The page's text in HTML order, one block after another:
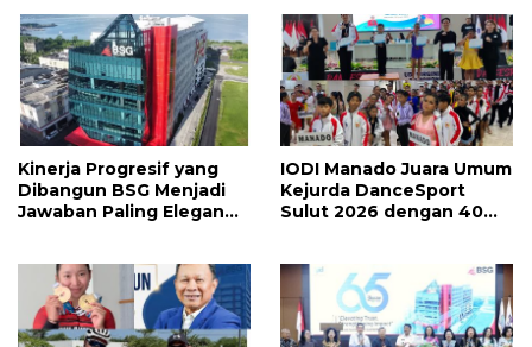
Kinerja Progresif yang
Dibangun BSG Menjadi
Jawaban Paling Elegan
IODI Manado Juara Umum
Kejurda DanceSport
Sulut 2026 dengan 40
Menanti